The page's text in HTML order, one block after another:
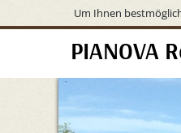
Um Ihnen
PIANOVA